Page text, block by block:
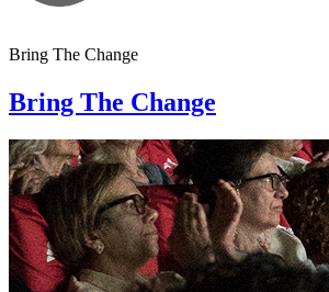
Bring The Change
Bring The Change